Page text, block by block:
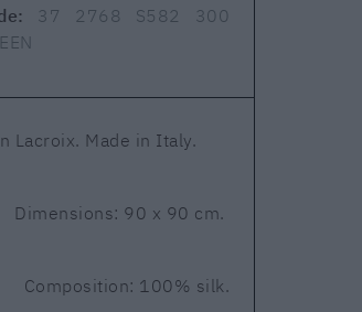
37 2768 S582 300
Lacroix. Made in Italy.
Dimensions: 90 x 90 cm.
Composition: 100% silk.